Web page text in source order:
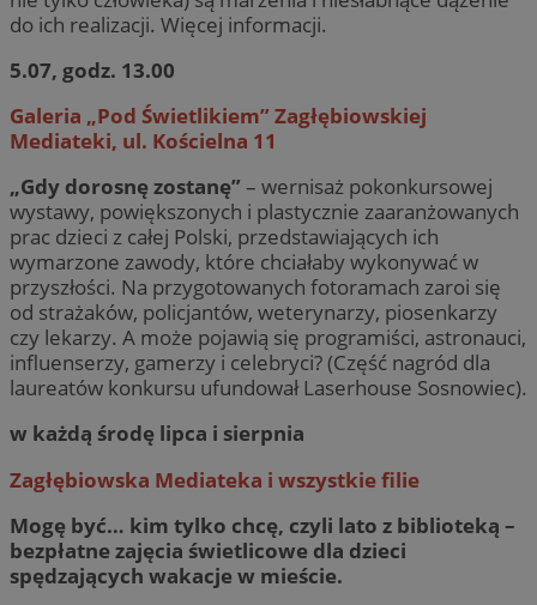
do ich realizacji. Więcej informacji.
5.07, godz. 13.00
Galeria „Pod Świetlikiem” Zagłębiowskiej
Mediateki, ul. Kościelna 11
„Gdy dorosnę zostanę” – wernisaż pokonkursowej
wystawy, powiększonych i plastycznie zaaranżowanych
prac dzieci z całej Polski, przedstawiających ich
wymarzone zawody, które chciałaby wykonywać w
przyszłości. Na przygotowanych fotoramach zaroi się
od strażaków, policjantów, weterynarzy, piosenkarzy
czy lekarzy. A może pojawią się programiści, astronauci,
influenserzy, gamerzy i celebryci? (Część nagród dla
laureatów konkursu ufundował Laserhouse Sosnowiec).
w każdą środę lipca i sierpnia
Zagłębiowska Mediateka i wszystkie filie
Mogę być… kim tylko chcę, czyli lato z biblioteką –
bezpłatne zajęcia świetlicowe dla dzieci
spędzających wakacje w mieście.